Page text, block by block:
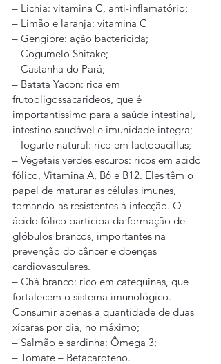
– Lichia: vitamina C, anti-inflamatório;
– Limão e laranja: vitamina C
– Gengibre: ação bactericida;
– Cogumelo Shitake;
– Castanha do Pará;
– Batata Yacon: rica em
frutooligossacarideos, que é
importantíssimo para a saúde intestinal,
intestino saudável e imunidade íntegra;
– Iogurte natural: rico em lactobacillus;
– Vegetais verdes escuros: ricos em acido
fólico, Vitamina A, B6 e B12. Eles têm o
papel de maturar as células imunes,
tornando-as resistentes à infecção. O
ácido fólico participa da formação de
glóbulos brancos, importantes na
prevenção do câncer e doenças
cardiovasculares.
– Chá branco: rico em catequinas, que
fortalecem o sistema imunológico.
Consumir apenas a quantidade de duas
xícaras por dia, no máximo;
– Salmão e sardinha: Ômega 3;
– Tomate – Betacaroteno.